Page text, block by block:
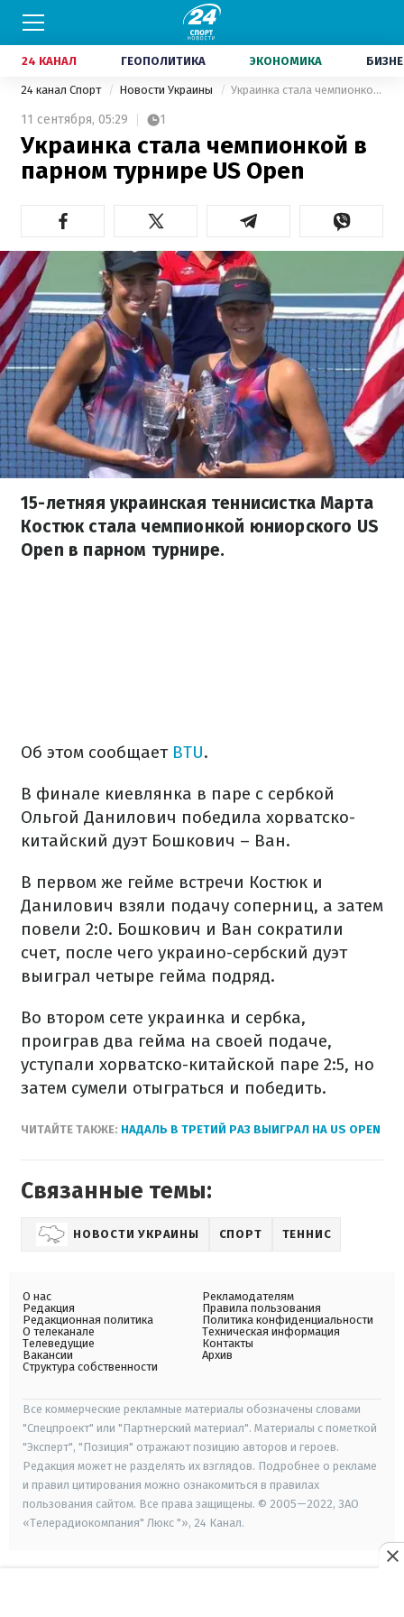
24 КАНАЛ ГЕОПОЛИТИКА ЭКОНОМИКА
24 канал Спорт Новости Украины Украинка стала чемпионкой в парном турнире US Open
11 сентября, 05:29 1
Украинка стала чемпионкой в
парном турнире US Open
15-летняя украинская теннисистка Марта
Костюк стала чемпионкой юниорского US
Open в парном турнире.
Об этом сообщает BTU.
В финале киевлянка в паре с сербкой
Ольгой Данилович победила хорватско-
китайский дуэт Бошкович – Ван.
В первом же гейме встречи Костюк и
Данилович взяли подачу соперниц, а затем
повели 2:0. Бошкович и Ван сократили
счет, после чего украино-сербский дуэт
выиграл четыре гейма подряд.
Во втором сете украинка и сербка,
проиграв два гейма на своей подаче,
уступали хорватско-китайской паре 2:5, но
затем сумели отыграться и победить.
ЧИТАЙТЕ ТАКЖЕ: НАДАЛЬ В ТРЕТИЙ РАЗ ВЫИГРАЛ НА US OPEN
Связанные темы:
НОВОСТИ УКРАИНЫ СПОРТ ТЕННИС
О нас
Редакция
Редакционная политика
О телеканале
Телеведущие
Вакансии
Структура собственности
Рекламодателям
Правила пользования
Политика конфиденциальности
Техническая информация
Контакты
Архив
Все коммерческие рекламные материалы обозначены словами
"Спецпроект" или "Партнерский материал". Материалы с пометкой
"Эксперт", "Позиция" отражают позицию авторов и героев.
Редакция может не разделять их взглядов. Подробнее о рекламе
и правил цитирования можно ознакомиться в правилах
пользования сайтом. Все права защищены. © 2005—2022, ЗАО
«Телерадиокомпания" Люкс "», 24 Канал.